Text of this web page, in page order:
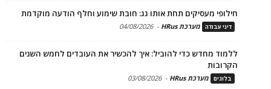
חילופי מעסיקים תחת אותו גג: חובת שימוע וחלף הודעה מוקדמת
דיני עבודה מערכת HRus -
04/08/2026
ללמוד מחדש כדי להוביל: איך להכשיר את העובדים לחמש השנים
הקרובות
בלוגים מערכת HRus -
03/08/2026